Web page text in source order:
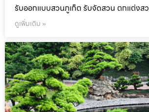
รับออกแบบสวนภูเก็ต รับจัดสวน ตกแต่งส
ดูเพิ่มเติม »